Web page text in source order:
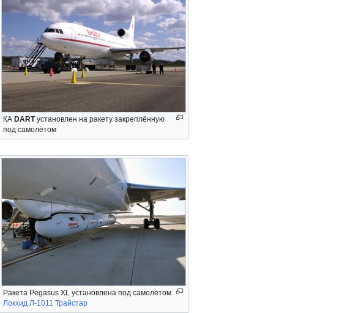
КА DARTустановлен на ракету закреплённую
под самолётом
Ракета Pegasus XL установлена под самолётом
Локхид Л-1011 Трайстар